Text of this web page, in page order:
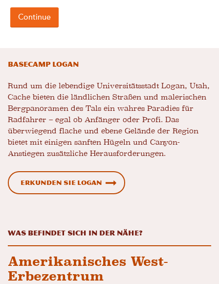
Basecamp Logan
Rund um die lebendige Universitätsstadt Logan, Utah,
Cache bieten die ländlichen Straßen und malerischen
Bergpanoramen des Tals ein wahres Paradies für
Radfahrer – egal ob Anfänger oder Profi. Das
überwiegend flache und ebene Gelände der Region
bietet mit einigen sanften Hügeln und Canyon-
Anstiegen zusätzliche Herausforderungen.
Erkunden Sie Logan
Was befindet sich in der Nähe?
Amerikanisches West-
Erbezentrum